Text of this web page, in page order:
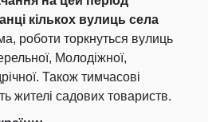
кількох вулиць села
роботи торкнуться вулиць
Молодіжної,
Також тимчасові
жителі садових товариств.